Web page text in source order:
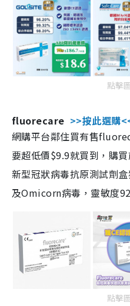
點擊
fluorecare >>按此選購
網購平台鄰住買有售
要超低價$9.9就買到，購
新型冠狀病毒抗原測試劑
及Omicorn病毒，靈敏度
點擊